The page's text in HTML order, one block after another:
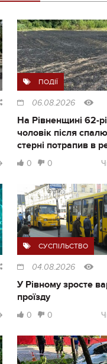
ПОДІЇ
06.08.2026
На Рівненщині 62-
чоловік після
стерні потрапив в
0 0
СУСПІЛЬСТВО
04.08.2026
У Рівному зросте
проїзду
0 0